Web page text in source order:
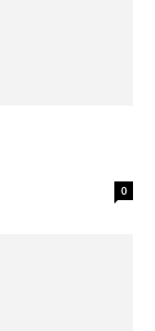
0